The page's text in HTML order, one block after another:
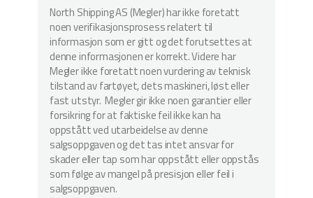
North Shipping AS (Megler) har ikke foretatt
noen verifikasjonsprosess relatert til
informasjon som er gitt og det forutsettes at
denne informasjonen er korrekt. Videre har
Megler ikke foretatt noen vurdering av teknisk
tilstand av fartøyet, dets maskineri, løst eller
fast utstyr. Megler gir ikke noen garantier eller
forsikring for at faktiske feil ikke kan ha
oppstått ved utarbeidelse av denne
salgsoppgaven og det tas intet ansvar for
skader eller tap som har oppstått eller oppstås
som følge av mangel på presisjon eller feil i
salgsoppgaven.